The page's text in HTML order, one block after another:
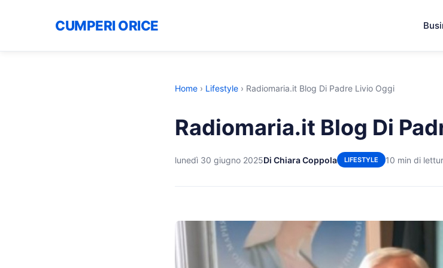
CUMPERI ORICE
Home › Lifestyle › Radiomaria.it Blog Di Padre Livio Oggi
Radiomaria.it Blog Di
lunedì 30 giugno 2025Di Chiara Coppola LIFESTYLE 10 min di